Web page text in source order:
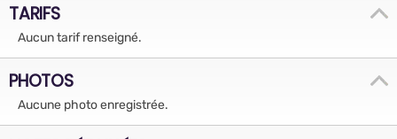
TARIFS
Aucun tarif renseigné.
PHOTOS
Aucune photo enregistrée.